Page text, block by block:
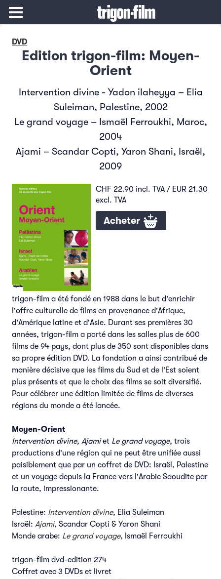
DVD
Edition trigon-film: Moyen-
Orient
Intervention divine - Yadon ilaheyya – Elia
Suleiman, Palestine, 2002
Le grand voyage – Ismaël Ferroukhi, Maroc,
2004
Ajami – Scandar Copti, Yaron Shani, Israël,
2009
CHF 22.90 incl. TVA / EUR 21.30
excl. TVA
Acheter
trigon-film a été fondé en 1988 dans le but d'enrichir
l'offre culturelle de films en provenance d'Afrique,
d'Amérique latine et d'Asie. Durant ses premières 30
années, trigon-film a porté dans les salles plus de 600
films de 94 pays, dont plus de 350 sont disponibles dans
sa propre édition DVD. La fondation a ainsi contribué de
manière décisive que les films du Sud et de l'Est soient
plus présents et que le choix des films se soit diversifié.
Pour célébrer une édition limitée de films de diverses
régions du monde a été lancée.
Moyen-Orient
Intervention divine, Ajamiet Le grand voyage, trois
productions d'une région qui ne peut être unifiée aussi
paisiblement que par un coffret de DVD: Israël, Palestine
et un voyage depuis la France vers l'Arabie Saoudite par
la route, impressionante.
Palestine: Intervention divine, Elia Suleiman
Israël: Ajami, Scandar Copti & Yaron Shani
Monde arabe: Le grand voyage, Ismaël Ferroukhi
trigon-film dvd-edition 274
Coffret avec 3 DVDs et livret